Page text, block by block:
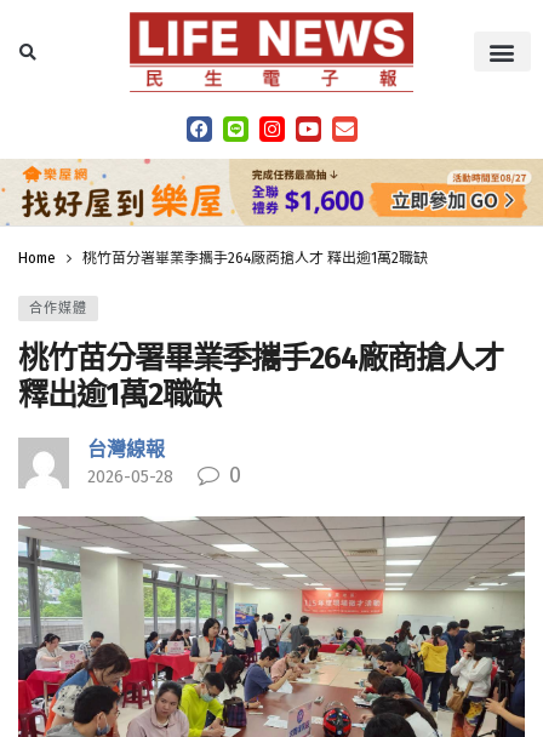
Home 桃竹苗分署畢業季攜手264廠商搶人才 釋出逾1萬2職缺
合作媒體
桃竹苗分署畢業季攜手264廠商搶人才
釋出逾1萬2職缺
台灣線報
2026-05-28 0